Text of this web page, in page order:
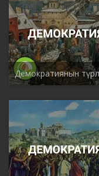
Демократиянын